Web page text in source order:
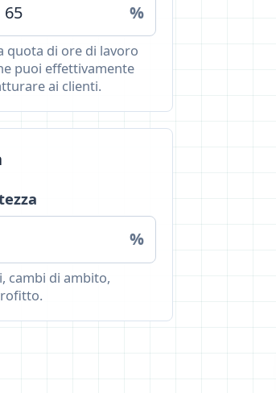
%
quota di ore di lavoro
puoi effettivamente
ai clienti.
%
cambi di ambito,